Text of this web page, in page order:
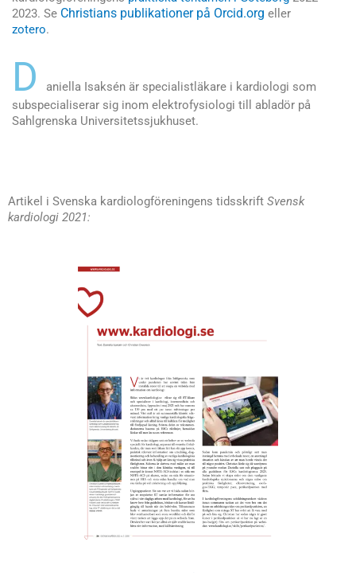
2023. Se Christians publikationer på Orcid.org eller
zotero.
D
aniella Isaksén är specialistläkare i kardiologi som
subspecialiserar sig inom elektrofysiologi till abladör på
Sahlgrenska Universitetssjukhuset.
Artikel i Svenska kardiologföreningens tidsskrift Svensk
kardiologi 2021: